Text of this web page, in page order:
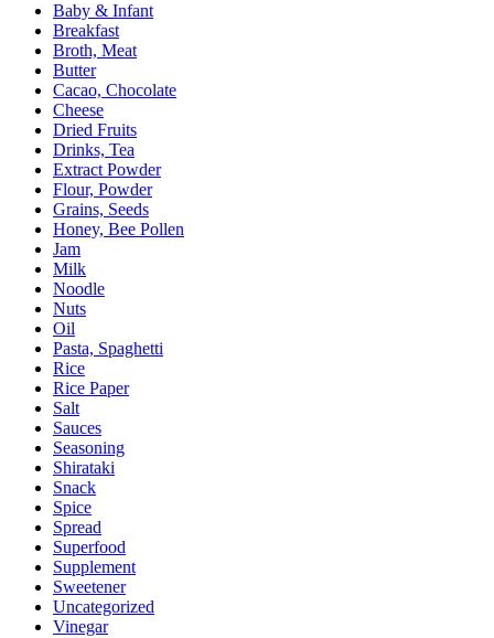
Baby & Infant
Breakfast
Broth, Meat
Butter
Cacao, Chocolate
Cheese
Dried Fruits
Drinks, Tea
Extract Powder
Flour, Powder
Grains, Seeds
Honey, Bee Pollen
Jam
Milk
Noodle
Nuts
Oil
Pasta, Spaghetti
Rice
Rice Paper
Salt
Sauces
Seasoning
Shirataki
Snack
Spice
Spread
Superfood
Supplement
Sweetener
Uncategorized
Vinegar